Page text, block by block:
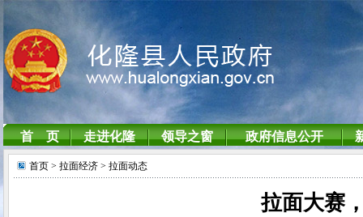
首页 > 拉面经济 > 拉面动态
拉面大赛